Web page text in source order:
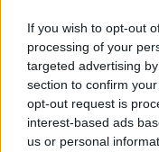
If you wish to opt-out
processing of your
targeted advertising
section to confirm
opt-out request is
interest-based ads
us or personal